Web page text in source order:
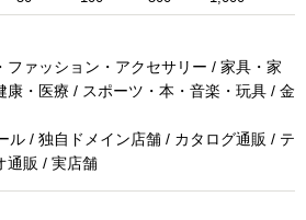
ファッション・アクセサリー / 家具・家
康・医療 / スポーツ・本・音楽・玩具 / 金
ル / 独自ドメイン店舗 / カタログ通販 / テ
通販 / 実店舗